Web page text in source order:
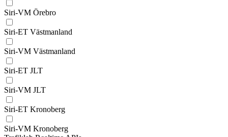
Siri-VM Örebro
Siri-ET Västmanland
Siri-VM Västmanland
Siri-ET JLT
Siri-VM JLT
Siri-ET Kronoberg
Siri-VM Kronoberg